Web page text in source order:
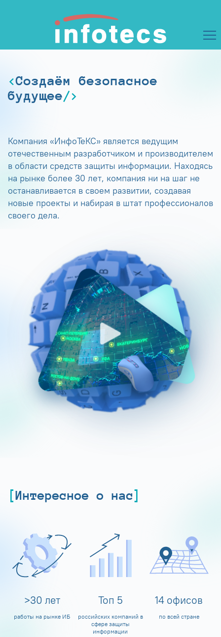
Создаём безопасное
будущее
Компания «ИнфоТеКС» является ведущим
отечественным разработчиком и производителем
в области средств защиты информации. Находясь
на рынке более 30 лет, компания ни на шаг не
останавливается в своем развитии, создавая
новые проекты и набирая в штат профессионалов
своего дела.
Интересное о нас
>30 лет
работы на рынке ИБ
Топ 5
российских компаний в
сфере защиты
информации
14 офисов
по всей стране